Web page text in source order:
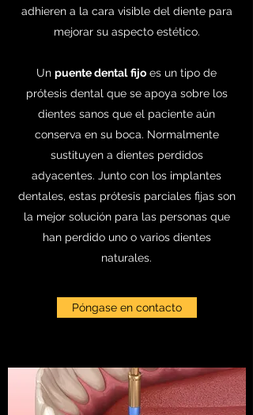
adhieren a la cara visible del diente para
mejorar su aspecto estético.
Un puente dental fijo es un tipo de
prótesis dental que se apoya sobre los
dientes sanos que el paciente aún
conserva en su boca. Normalmente
sustituyen a dientes perdidos
adyacentes. Junto con los implantes
dentales, estas prótesis parciales fijas son
la mejor solución para las personas que
han perdido uno o varios dientes
naturales.
Póngase en contacto